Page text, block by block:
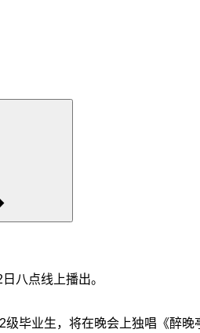
八点线上播出。
毕业生，将在晚会上独唱《醉晚